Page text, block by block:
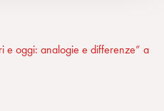
e oggi: analogie e differenze” a